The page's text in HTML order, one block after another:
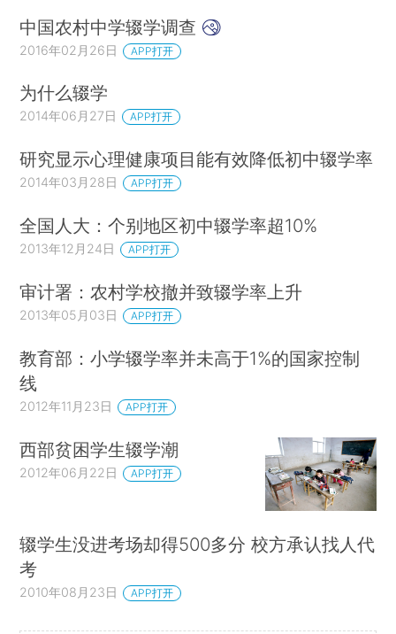
中国农村中学辍学调查
2016年02月26日 APP打开
为什么辍学
2014年06月27日 APP打开
研究显示心理健康项目能有效降低初中辍学率
2014年03月28日 APP打开
全国人大：个别地区初中辍学率超10%
2013年12月24日 APP打开
审计署：农村学校撤并致辍学率上升
2013年05月03日 APP打开
教育部：小学辍学率并未高于1%的国家控制
线
2012年11月23日 APP打开
西部贫困学生辍学潮
2012年06月22日 APP打开
辍学生没进考场却得500多分 校方承认找人代
考
2010年08月23日 APP打开